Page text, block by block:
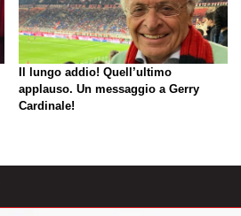
Il lungo addio! Quell’ultimo
applauso. Un messaggio a Gerry
Cardinale!